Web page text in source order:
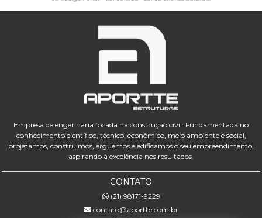
Empresa de engenharia focada na construção civil. Fundamentada no
conhecimento científico, técnico, econômico, meio ambiente e social,
projetamos, construímos, erguemos e edificamos o seu empreendimento,
aspirando à excelência nos resultados.
CONTATO
(21) 98171-9229
contato@aportte.com.br